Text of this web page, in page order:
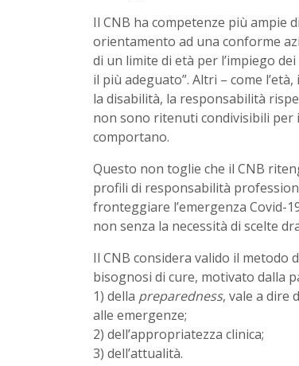
Il CNB ha competenze più ampie
orientamento ad una conforme
di un limite di età per l’impiego
il più adeguato”. Altri – come
la disabilità, la responsabilità
non sono ritenuti condivisibili
comportano.
Questo non toglie che il CNB
profili di responsabilità
fronteggiare l’emergenza Covid-
non senza la necessità di scelte
Il CNB considera valido il metodo
bisognosi di cure, motivato dalla
1) della preparedness, vale a dire
alle emergenze;
2) dell’appropriatezza clinica;
3) dell’attualità.